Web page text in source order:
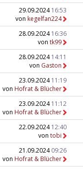
29.09.202416:53
von kegelfan224
28.09.202416:36
von tk99
28.09.202414:11
von Gaston
23.09.202411:19
von Hofrat & Blücher
23.09.202411:12
von Hofrat & Blücher
22.09.202412:40
von tobi
21.09.202409:26
von Hofrat & Blücher